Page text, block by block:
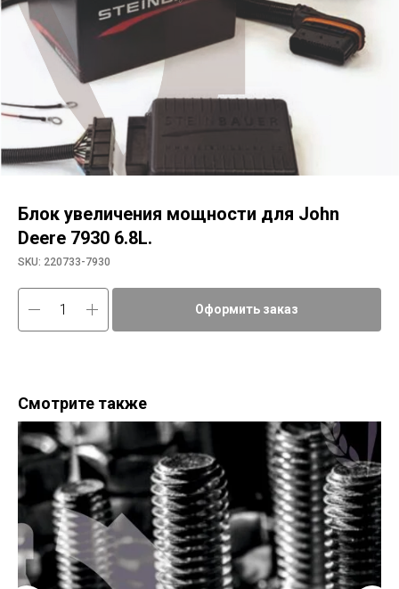
Блок увеличения мощности для John
Deere 7930 6.8L.
SKU: 220733-7930
Оформить заказ
Смотрите также